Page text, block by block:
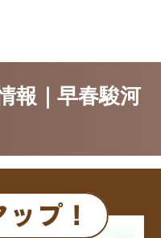
報｜早春駿河